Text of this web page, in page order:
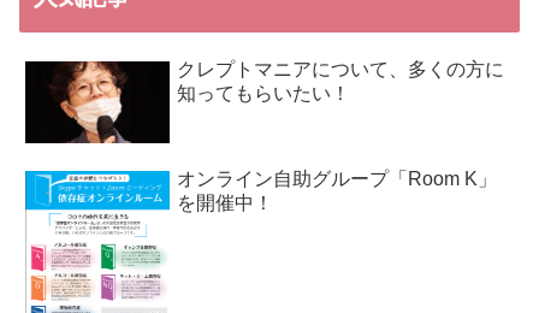
クレプトマニアについて、多くの方に
知ってもらいたい！
オンライン自助グループ「Room K」
を開催中！